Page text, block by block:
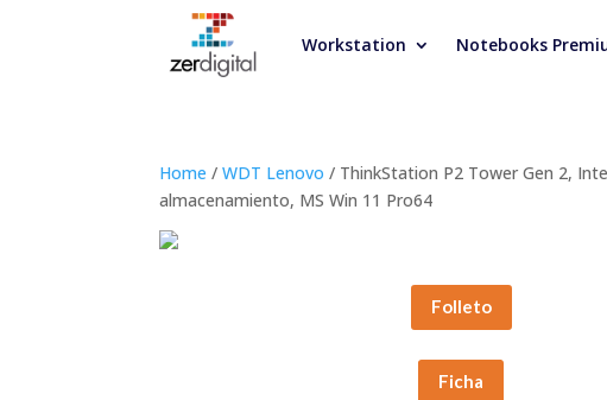
Workstation Notebooks
Home /WDT Lenovo / ThinkStation P2 Tower Gen 2,
almacenamiento, MS Win 11 Pro64
Folleto
Ficha